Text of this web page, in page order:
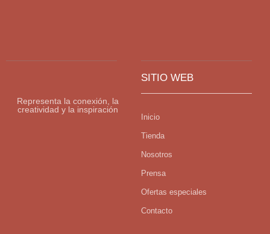
Representa la conexión, la
creatividad y la inspiración
SITIO WEB
Inicio
Tienda
Nosotros
Prensa
Ofertas especiales
Contacto